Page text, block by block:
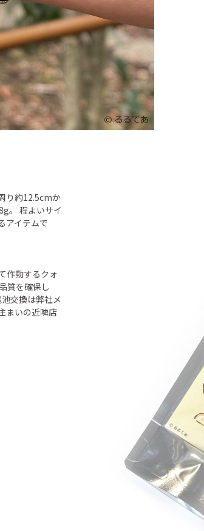
り約12.5cmか
。 程よいサイ
アイテムで
作動するクォ
質を確保し
交換は弊社メ
まいの近隣店